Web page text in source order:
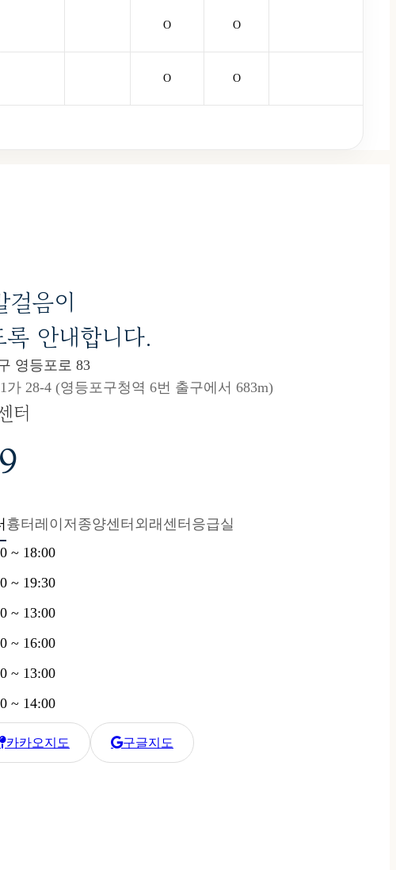
O O
O O
음이
안내합니다.
영등포로 83
가 28-4 (영등포구청역 6번 출구에서 683m)
터
흉터레이저종양센터 외래센터 응급실
~ 18:00
~ 19:30
~ 13:00
~ 16:00
~ 13:00
~ 14:00
도
카카오지도
강수병원 카카오 지도구글지도
한강수병원 구글 지도